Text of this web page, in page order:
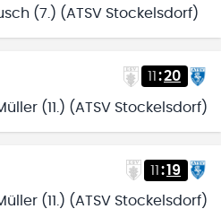
(7.) (ATSV Stockelsdorf)
11 :20
(11.) (ATSV Stockelsdorf)
11:19
(11.) (ATSV Stockelsdorf)